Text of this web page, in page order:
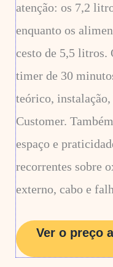
atenção: os 7,2
enquanto os
cesto de 5,5 litros.
timer de 30
teórico,
Customer.
espaço e
recorrentes sobre
externo, cabo e
Ver o preço